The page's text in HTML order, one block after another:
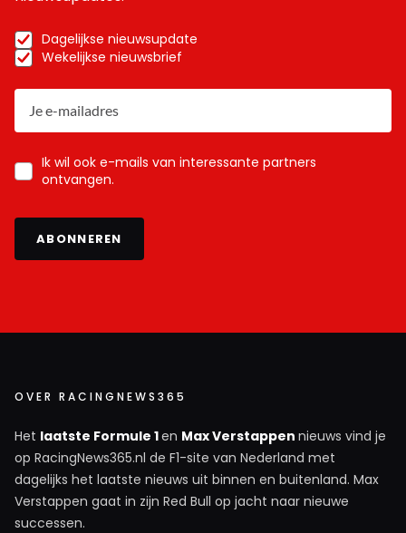
Dagelijkse nieuwsupdate
Wekelijkse nieuwsbrief
Ik wil ook e-mails van interessante partners
ontvangen.
ABONNEREN
OVER RACINGNEWS365
Het laatste Formule 1en Max Verstappen nieuws vind je
op RacingNews365.nl de F1-site van Nederland met
dagelijks het laatste nieuws uit binnen en buitenland. Max
Verstappen gaat in zijn Red Bull op jacht naar nieuwe
successen.